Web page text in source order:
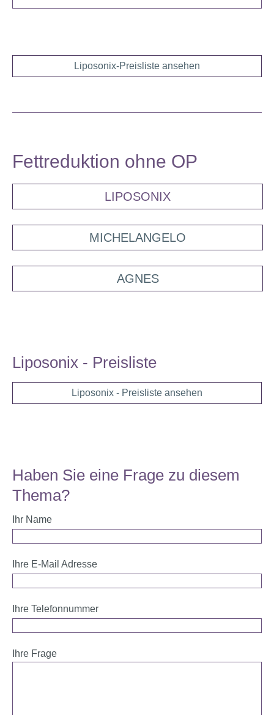
Liposonix-Preisliste ansehen
Fettreduktion ohne OP
LIPOSONIX
MICHELANGELO
AGNES
Liposonix - Preisliste
Liposonix - Preisliste ansehen
Haben Sie eine Frage zu diesem
Thema?
Ihr Name
Ihre E-Mail Adresse
Ihre Telefonnummer
Ihre Frage